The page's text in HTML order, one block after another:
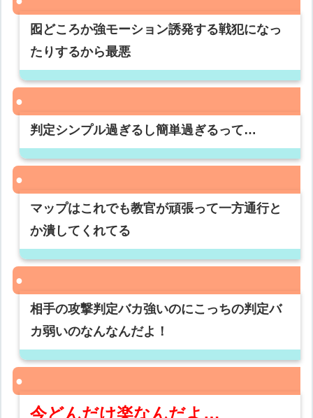
囮どころか強モーション誘発する戦犯になっ
たりするから最悪
判定シンプル過ぎるし簡単過ぎるって…
マップはこれでも教官が頑張って一方通行と
か潰してくれてる
相手の攻撃判定バカ強いのにこっちの判定バ
カ弱いのなんなんだよ！
今どんだけ楽なんだよ…